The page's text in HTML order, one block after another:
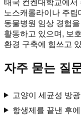
태국 컨켄대학교에서
노스캐롤라이나 주
동물병원 임상 경험
활동하고 있으며, 보
환경 구축에 힘쓰고
자주 묻는 질
고양이 세균성 방
항생제를 끝낸 후